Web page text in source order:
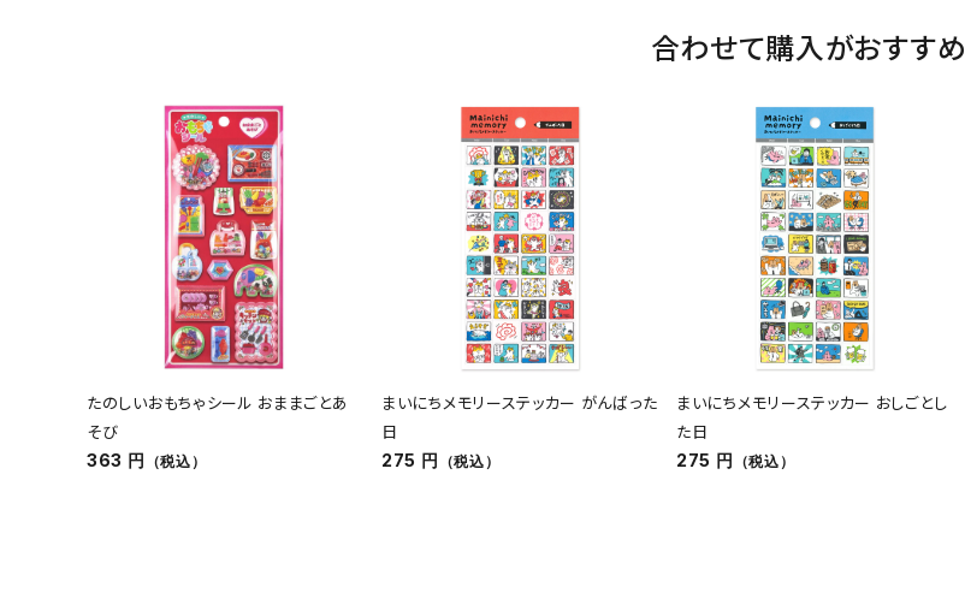
合わせて購入がおすすめ
たのしいおもちゃシール おままごとあ
そび
363 円 （税込）
まいにちメモリーステッカー がんばった
日
275 円 （税込）
まいにちメモリーステッカー おしごとし
た日
275 円 （税込）